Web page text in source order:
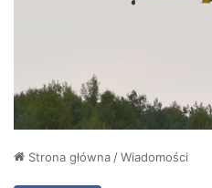
Strona główna /Wiadomości